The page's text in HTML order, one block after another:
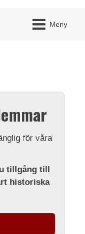
Meny
för våra
tillgång till
historiska